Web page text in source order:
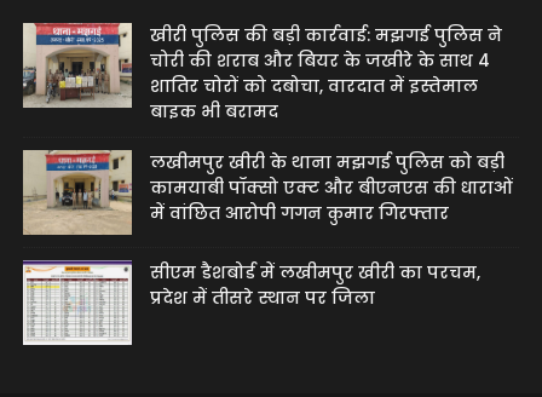
खीरी पुलिस की बड़ी कार्रवाई: मझगई पुलिस ने
चोरी की शराब और बियर के जखीरे के साथ 4
शातिर चोरों को दबोचा, वारदात में इस्तेमाल
बाइक भी बरामद
लखीमपुर खीरी के थाना मझगई पुलिस को बड़ी
कामयाबी पॉक्सो एक्ट और बीएनएस की धाराओं
में वांछित आरोपी गगन कुमार गिरफ्तार
सीएम डैशबोर्ड में लखीमपुर खीरी का परचम,
प्रदेश में तीसरे स्थान पर जिला